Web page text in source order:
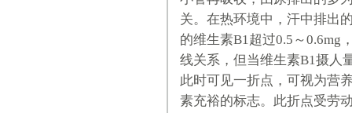
关。在热环境中，汗中排出
的维生素B1超过0.5～0.6mg
线关系，但当维生素B1摄人
此时可见一折点，可视为营
素充裕的标志。此折点受劳